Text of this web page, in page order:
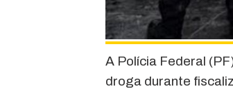
A Polícia Federal
droga durante